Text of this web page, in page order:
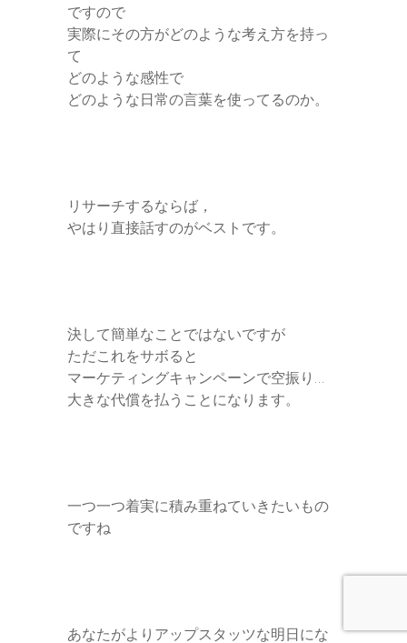
ですので
実際にその方がどのような考え方を持っ
て
どのような感性で
どのような日常の言葉を使ってるのか。
リサーチするならば，
やはり直接話すのがベストです。
決して簡単なことではないですが
ただこれをサボると
マーケティングキャンペーンで空振り…
大きな代償を払うことになります。
一つ一つ着実に積み重ねていきたいもの
ですね
あなたがよりアップスタッツな明日にな